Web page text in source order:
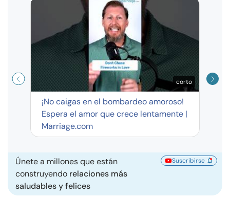
corto
¡No caigas en el bombardeo amoroso!
Espera el amor que crece lentamente |
Marriage.com
Únete a millones que están
construyendo relaciones más
saludables y felices
Suscribirse